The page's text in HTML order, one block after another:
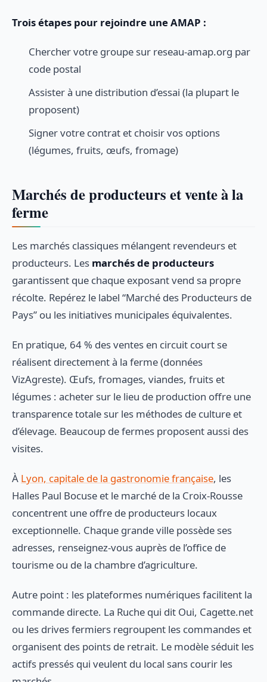
Trois étapes pour rejoindre une AMAP :
Chercher votre groupe sur reseau-amap.org par
code postal
Assister à une distribution d’essai (la plupart le
proposent)
Signer votre contrat et choisir vos options
(légumes, fruits, œufs, fromage)
Marchés de producteurs et vente à la
ferme
Les marchés classiques mélangent revendeurs et
producteurs. Les marchés de producteurs
garantissent que chaque exposant vend sa propre
récolte. Repérez le label “Marché des Producteurs de
Pays” ou les initiatives municipales équivalentes.
En pratique, 64 % des ventes en circuit court se
réalisent directement à la ferme (données
VizAgreste). Œufs, fromages, viandes, fruits et
légumes : acheter sur le lieu de production offre une
transparence totale sur les méthodes de culture et
d’élevage. Beaucoup de fermes proposent aussi des
visites.
À Lyon, capitale de la gastronomie française, les
Halles Paul Bocuse et le marché de la Croix-Rousse
concentrent une offre de producteurs locaux
exceptionnelle. Chaque grande ville possède ses
adresses, renseignez-vous auprès de l’office de
tourisme ou de la chambre d’agriculture.
Autre point : les plateformes numériques facilitent la
commande directe. La Ruche qui dit Oui, Cagette.net
ou les drives fermiers regroupent les commandes et
organisent des points de retrait. Le modèle séduit les
actifs pressés qui veulent du local sans courir les